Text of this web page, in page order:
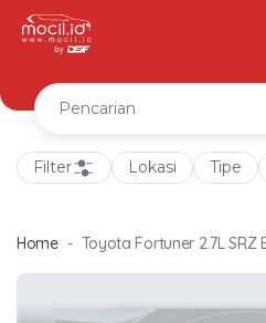
Filter Lokasi Tipe
Home Toyota Fortuner 2.7L SRZ